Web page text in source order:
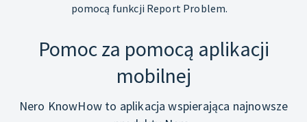
pomocą funkcji Report Problem.
Pomoc za pomocą aplikacji
mobilnej
Nero KnowHow to aplikacja wspierająca najnowsze